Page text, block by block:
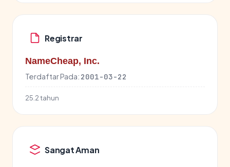
Registrar
NameCheap, Inc.
Terdaftar Pada: 2001-03-22
25.2 tahun
Sangat Aman